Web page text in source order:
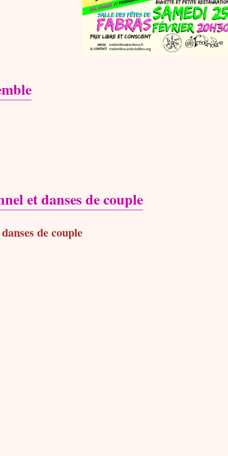
et danses de couple
de couple